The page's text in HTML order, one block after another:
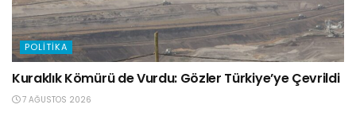
POLITIKA
Kuraklık Kömürü de Vurdu: Gözler Türkiye’ye Çevrildi
7 AĞUSTOS 2026